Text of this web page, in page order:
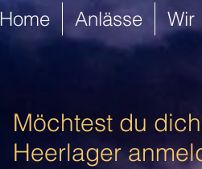
Home Anlässe Wir
Möchtest du
Heerlager